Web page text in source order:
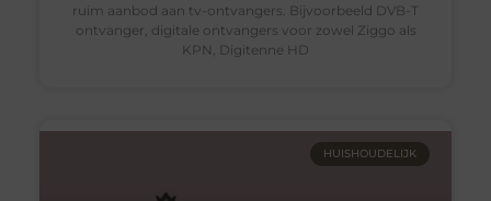
ruim aanbod aan tv-ontvangers. Bijvoorbeeld DVB-T
ontvanger, digitale ontvangers voor zowel Ziggo als
KPN, Digitenne HD
HUISHOUDELIJK